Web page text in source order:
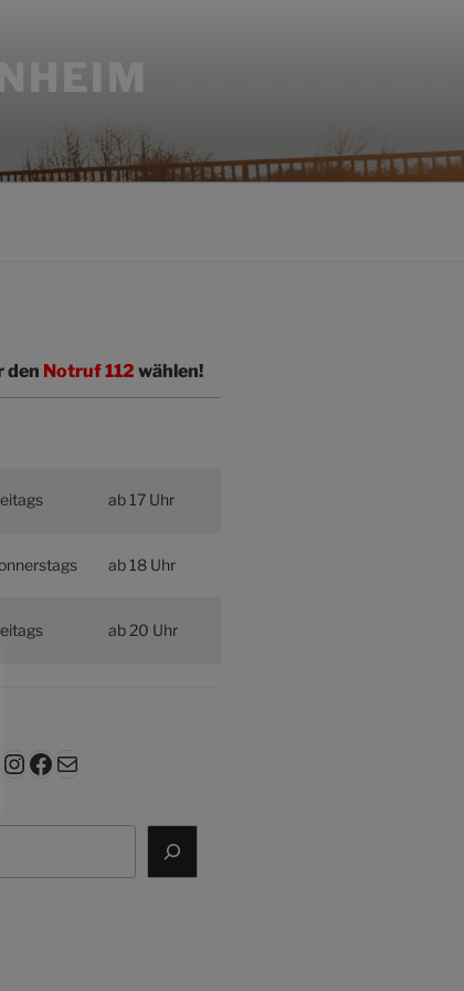
den Notruf 112 wählen!
ab 17 Uhr
ab 18 Uhr
ab 20 Uhr
Instagram
Facebook
E-Mail